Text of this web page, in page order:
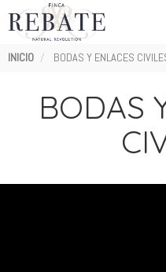
Ruta
INICIO BODAS Y ENLACES
BODAS